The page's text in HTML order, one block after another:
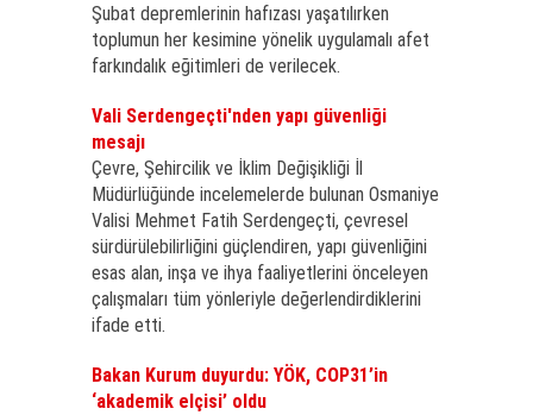
Şubat depremlerinin hafızası yaşatılırken
toplumun her kesimine yönelik uygulamalı afet
farkındalık eğitimleri de verilecek.
Vali Serdengeçti'nden yapı güvenliği
mesajı
Çevre, Şehircilik ve İklim Değişikliği İl
Müdürlüğünde incelemelerde bulunan Osmaniye
Valisi Mehmet Fatih Serdengeçti, çevresel
sürdürülebilirliğini güçlendiren, yapı güvenliğini
esas alan, inşa ve ihya faaliyetlerini önceleyen
çalışmaları tüm yönleriyle değerlendirdiklerini
ifade etti.
Bakan Kurum duyurdu: YÖK, COP31’in
‘akademik elçisi’ oldu